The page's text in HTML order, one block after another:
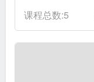
课程总数:5